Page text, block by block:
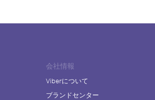
会社情報
Viberについて
ブランドセンター